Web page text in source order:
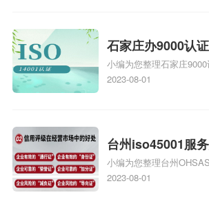
体系认证知识，详情可查
石家庄办9000认
家庄9000认证的
小编为您整理石家庄
庄9000认证价格多少钱、
2023-08-01
台州iso45001服
台州iso45001认
费
小编为您整理台州
心哪家收费便宜、台州
2023-08-01